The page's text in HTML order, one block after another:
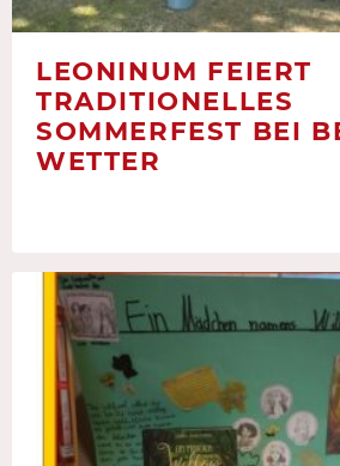
LEONINUM FEIERT
TRADITIONELLES
SOMMERFEST BEI
WETTER